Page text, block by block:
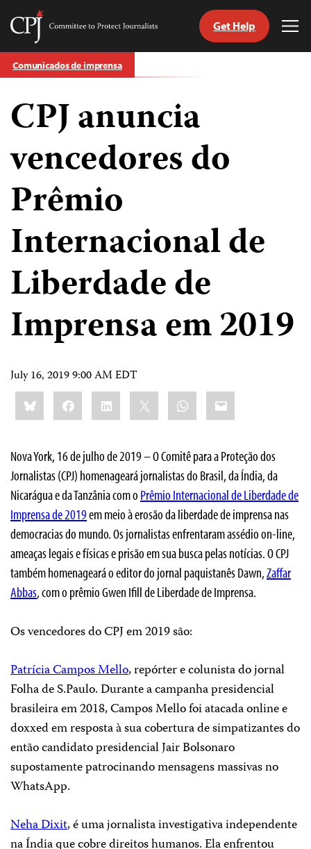
Skip
to
Committee
Protect
Journalists
Get Help
Comunicados de imprensa
CPJ anuncia
vencedores do
Prêmio
Internacional de
Liberdade de
Imprensa em 2019
July 16, 2019 9:00 AM EDT
Share
this:BlueskyFacebookLinkedIn WhatsApp
Email
Nova York, 16 de julho de 2019 – O Comitê para a Proteção dos
Jornalistas (CPJ) homenageará jornalistas do Brasil, da Índia, da
Nicarágua e da Tanzânia com o Prêmio Internacional de Liberdade de
Imprensa de 2019em meio à erosão da liberdade de imprensa nas
democracias do mundo. Os jornalistas enfrentaram assédio on-line,
ameaças legais e físicas e prisão em sua busca pelas notícias. O CPJ
também homenageará o editor do jornal paquistanêsDawn,Zaffar
Abbas, com o prêmio Gwen Ifill de Liberdade de Imprensa.
Os vencedores do CPJ em 2019 são:
Patrícia Campos Mello, repórter e colunista do jornal
Folha de S.Paulo. Durante a campanha presidencial
brasileira em 2018, Campos Mello foi atacada online e
doxxedem resposta à sua cobertura de simpatizantes do
então candidato presidencial Jair Bolsonaro
supostamente patrocinando mensagens massivas no
WhatsApp.
Neha Dixit, é uma jornalista investigativa independente
na Índia que cobre direitos humanos. Ela enfrentou